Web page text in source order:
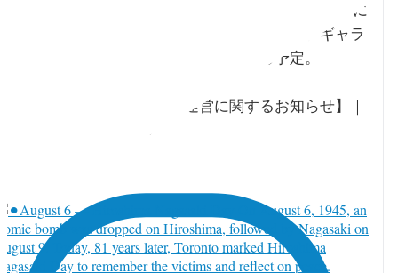
パンファウンデーション・トロントが2026年12年に
ィス移転を予定。さらに一般開架式図書館、ギャラ
、イベントスペースの運営を終了する予定。
後のオフィス移転・施設運営に関するお知らせ】｜